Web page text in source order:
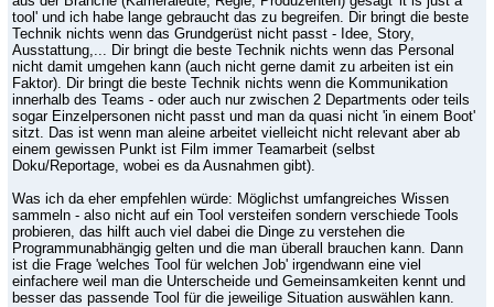
tool' und ich habe lange gebraucht das zu begreifen. Dir bringt die beste
Technik nichts wenn das Grundgerüst nicht passt - Idee, Story,
Ausstattung,... Dir bringt die beste Technik nichts wenn das Personal
nicht damit umgehen kann (auch nicht gerne damit zu arbeiten ist ein
Faktor). Dir bringt die beste Technik nichts wenn die Kommunikation
innerhalb des Teams - oder auch nur zwischen 2 Departments oder teils
sogar Einzelpersonen nicht passt und man da quasi nicht 'in einem Boot'
sitzt. Das ist wenn man aleine arbeitet vielleicht nicht relevant aber ab
einem gewissen Punkt ist Film immer Teamarbeit (selbst
Doku/Reportage, wobei es da Ausnahmen gibt).
Was ich da eher empfehlen würde: Möglichst umfangreiches Wissen
sammeln - also nicht auf ein Tool versteifen sondern verschiede Tools
probieren, das hilft auch viel dabei die Dinge zu verstehen die
Programmunabhängig gelten und die man überall brauchen kann. Dann
ist die Frage 'welches Tool für welchen Job' irgendwann eine viel
einfachere weil man die Unterscheide und Gemeinsamkeiten kennt und
besser das passende Tool für die jeweilige Situation auswählen kann.